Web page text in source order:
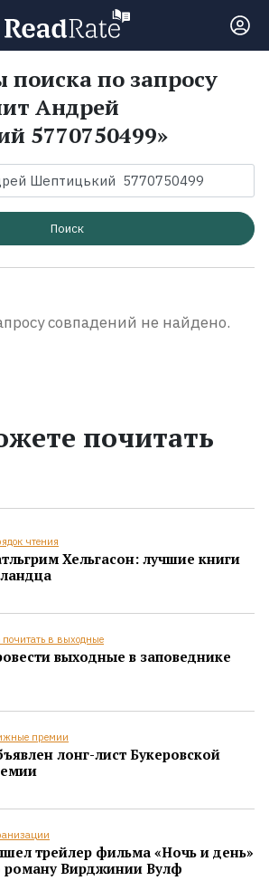
поиска по запросу
Андрей
5770750499»
Поиск
совпадений не найдено.
почитать
чтения
Хельгасон: лучшие книги
почитать в выходные
выходные в заповеднике
премии
лонг-лист Букеровской
трейлер фильма «Ночь и день»
роману Вирджинии Вулф